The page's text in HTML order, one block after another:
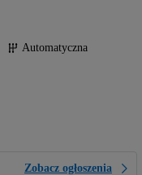
Automatyczna
Zobacz ogłoszenia